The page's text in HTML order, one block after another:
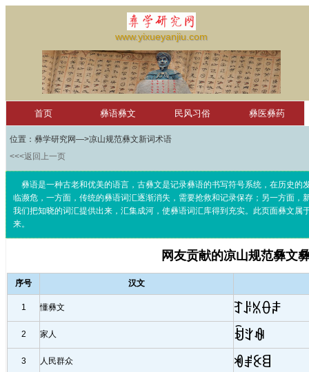
www.yixueyanjiu.com
首页 彝语彝文 民风习俗 彝医彝药
彝文软件 彝文词汇
红河学院国际彝学研究中心 null
位置： 彝学研究网—>凉山规范彝文新词术语
<<<返回上一页
彝语是一种古老和优美的语言，古彝文是记录彝语的书写符号系统，在历史
临濒危，一方面，传统的彝语词汇逐渐消失，需要抢救和记录保存；另一方面
我们把知晓的词汇提供出来，汇集成河，使彝语词汇库得到充实。此页面彝文
来。
网友贡献的凉山规范彝文
序号 汉文
1 懂彝文 ꆈꌠꁱꂷꌧ
2 家人 ꀁꇬꊿ
3 人民群众 ꏓꂱꉹꁌ